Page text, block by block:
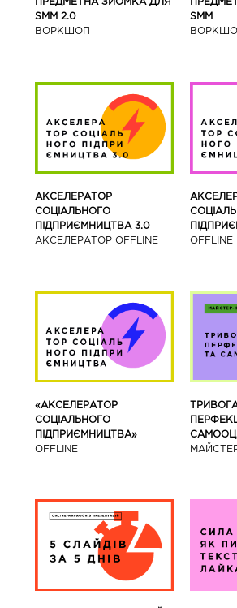
ПРЕДМЕТНА ЗЙОМКА ДЛЯ
SMM 2.0
ВОРКШОП
SMM
АКСЕЛЕРАТОР
СОЦІАЛЬНОГО
ПІДПРИЄМНИЦТВА 3.0
АКСЕЛЕРАТОР OFFLINE
OFFLINE
«АКСЕЛЕРАТОР
СОЦІАЛЬНОГО
ПІДПРИЄМНИЦТВА»
OFFLINE